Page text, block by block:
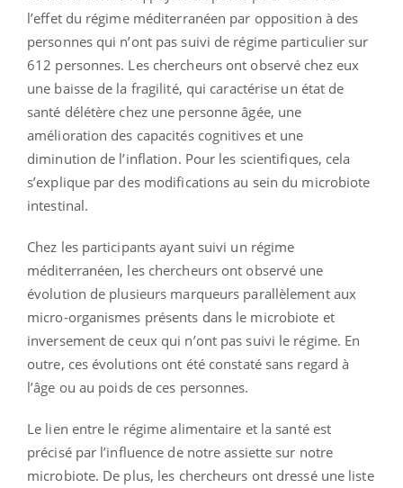
l’effet du régime méditerranéen par opposition à des
personnes qui n’ont pas suivi de régime particulier sur
612 personnes. Les chercheurs ont observé chez eux
une baisse de la fragilité, qui caractérise un état de
santé délétère chez une personne âgée, une
amélioration des capacités cognitives et une
diminution de l’inflation. Pour les scientifiques, cela
s’explique par des modifications au sein du microbiote
intestinal.
Chez les participants ayant suivi un régime
méditerranéen, les chercheurs ont observé une
évolution de plusieurs marqueurs parallèlement aux
micro-organismes présents dans le microbiote et
inversement de ceux qui n’ont pas suivi le régime. En
outre, ces évolutions ont été constaté sans regard à
l’âge ou au poids de ces personnes.
Le lien entre le régime alimentaire et la santé est
précisé par l’influence de notre assiette sur notre
microbiote. De plus, les chercheurs ont dressé une liste